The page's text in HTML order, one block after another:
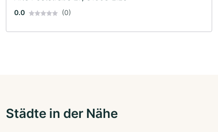
0.0 (0)
Städte in der Nähe